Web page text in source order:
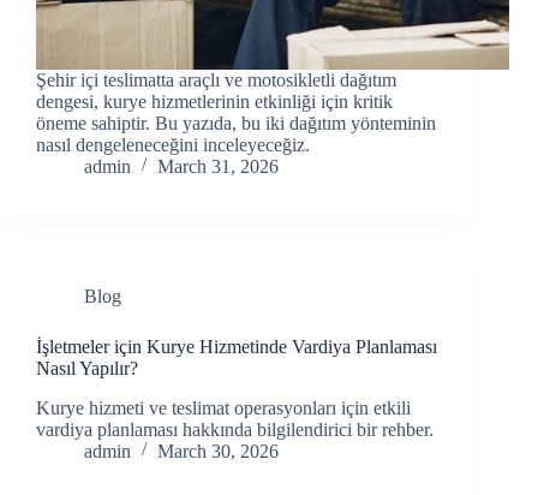
Şehir içi teslimatta araçlı ve motosikletli dağıtım
dengesi, kurye hizmetlerinin etkinliği için kritik
öneme sahiptir. Bu yazıda, bu iki dağıtım yönteminin
nasıl dengeleneceğini inceleyeceğiz.
admin
March 31, 2026
Blog
İşletmeler için Kurye Hizmetinde Vardiya Planlaması
Nasıl Yapılır?
Kurye hizmeti ve teslimat operasyonları için etkili
vardiya planlaması hakkında bilgilendirici bir rehber.
admin
March 30, 2026